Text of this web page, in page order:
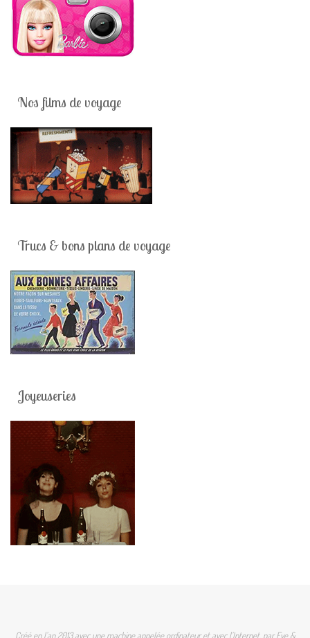
Nos films de voyage
Trucs & bons plans de voyage
Joyeuseries
Créé en l'an 2013 avec une machine appelée ordinateur et avec l'Internet, par Eve &